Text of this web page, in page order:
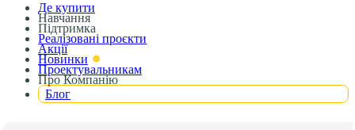
Де купити
Навчання
Підтримка
Реалізовані проєкти
Акції
Новинки
Проектувальникам
Про Компанію
Блог